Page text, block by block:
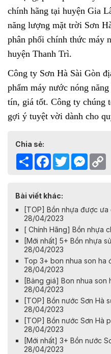
chính hãng tại huyện Gia
năng lượng mặt trời Sơn
phân phối chính thức máy
huyện Thanh Trì.
Công ty Sơn Hà Sài Gòn
phẩm máy nước nóng
tín, giá tốt. Công ty chúng
gợi ý tuyệt vời dành cho
Chia sẻ:
Share Facebook
Twitter
Bài viết khác:
[TOP] Bồn nhựa được
28/04/2023
[ Chính Hãng] Bồn nhựa
[Mới nhất] 5+ Bồn nhựa
28/04/2023
Top 3+ bon nhua son ha
28/04/2023
[Bảng giá] Bon nhua son
28/04/2023
[TOP] Bồn nước Sơn Hà
28/04/2023
[TOP] Bồn nước Sơn Hà
28/04/2023
[Mới nhất] 3+ Bồn nước
28/04/2023